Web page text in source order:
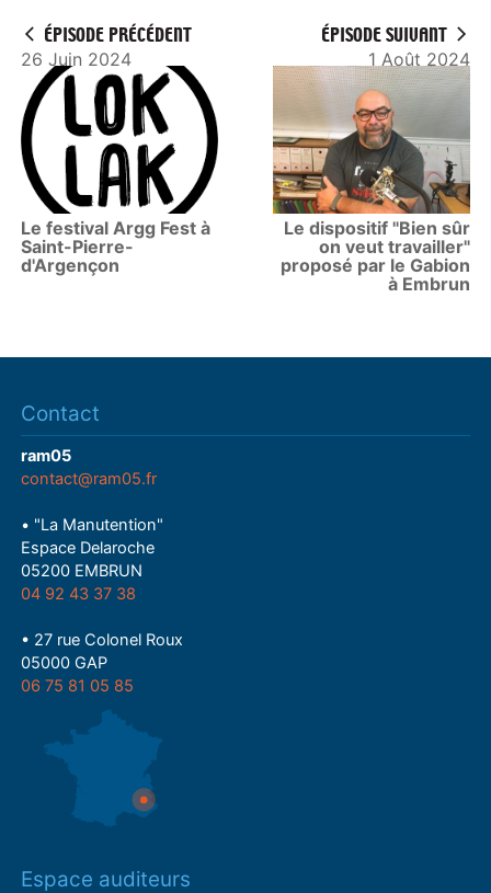
ÉPISODE PRÉCÉDENT
26 Juin 2024
Le festival Argg Fest à
Saint-Pierre-
d'Argençon
ÉPISODE SUIVANT
1 Août 2024
Le dispositif "Bien sûr
on veut travailler"
proposé par le Gabion
à Embrun
Contact
ram05
contact@ram05.fr
• "La Manutention"
Espace Delaroche
05200 EMBRUN
04 92 43 37 38
• 27 rue Colonel Roux
05000 GAP
06 75 81 05 85
Espace auditeurs